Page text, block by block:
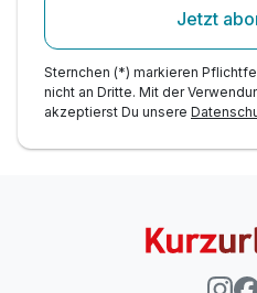
Ausstattung
Jetzt
Sternchen (*) markieren
nicht an Dritte. Mit der
akzeptierst Du unsere